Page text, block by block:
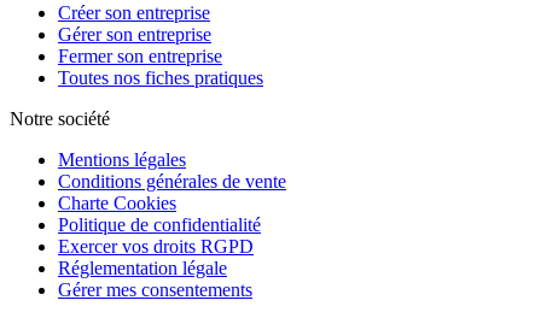
Créer son entreprise
Gérer son entreprise
Fermer son entreprise
Toutes nos fiches pratiques
Notre société
Mentions légales
Conditions générales de vente
Charte Cookies
Politique de confidentialité
Exercer vos droits RGPD
Réglementation légale
Gérer mes consentements